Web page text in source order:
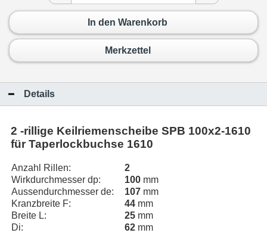
In den Warenkorb
Merkzettel
Details
2 -rillige Keilriemenscheibe SPB 100x2-1610
für Taperlockbuchse 1610
Anzahl Rillen:
2
Wirkdurchmesser dp:
100 mm
Aussendurchmesser de:
107 mm
Kranzbreite F:
44 mm
Breite L:
25 mm
Di:
62 mm